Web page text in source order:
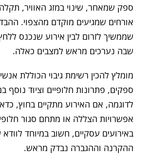
ספק שמאחר, שינוי במזג האוויר,
אורחים שמגיעים מוקדם מהצפוי.
שממשיך לזרום לבין אירוע שנכנס
שבה נערכים מראש למצבים כאלה.
מומלץ להכין רשימת גיבוי הכוללת
ספקים, פתרונות חלופיים וציוד נוסף
לדוגמה, אם האירוע מתקיים בחוץ,
אפשרויות הצללה או מתחם סגור
באירועים עסקיים, חשוב במיוחד לוודא
ההקרנה וההגברה נבדק מראש.